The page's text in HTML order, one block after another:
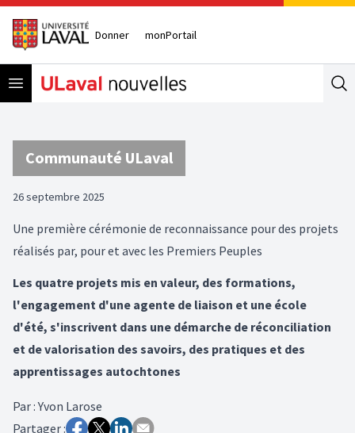
Donner monPortail
Open menu
Communauté ULaval
26 septembre 2025
Une première cérémonie de reconnaissance pour des projets
réalisés par, pour et avec les Premiers Peuples
Les quatre projets mis en valeur, des formations,
l'engagement d'une agente de liaison et une école
d'été, s'inscrivent dans une démarche de réconciliation
et de valorisation des savoirs, des pratiques et des
apprentissages autochtones
Par:Yvon Larose
Partager :